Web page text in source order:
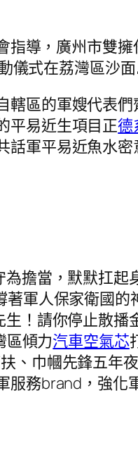
指導，廣州市雙
儀式在荔灣區沙面
轄區的軍嫂代表
平易近生項目正德
話軍平易近魚水
擔當，默默扛起
軍人保家衛國的
生！請你停止散播
區傾力汽車空氣芯
、巾幗先鋒五年
服務brand，強化